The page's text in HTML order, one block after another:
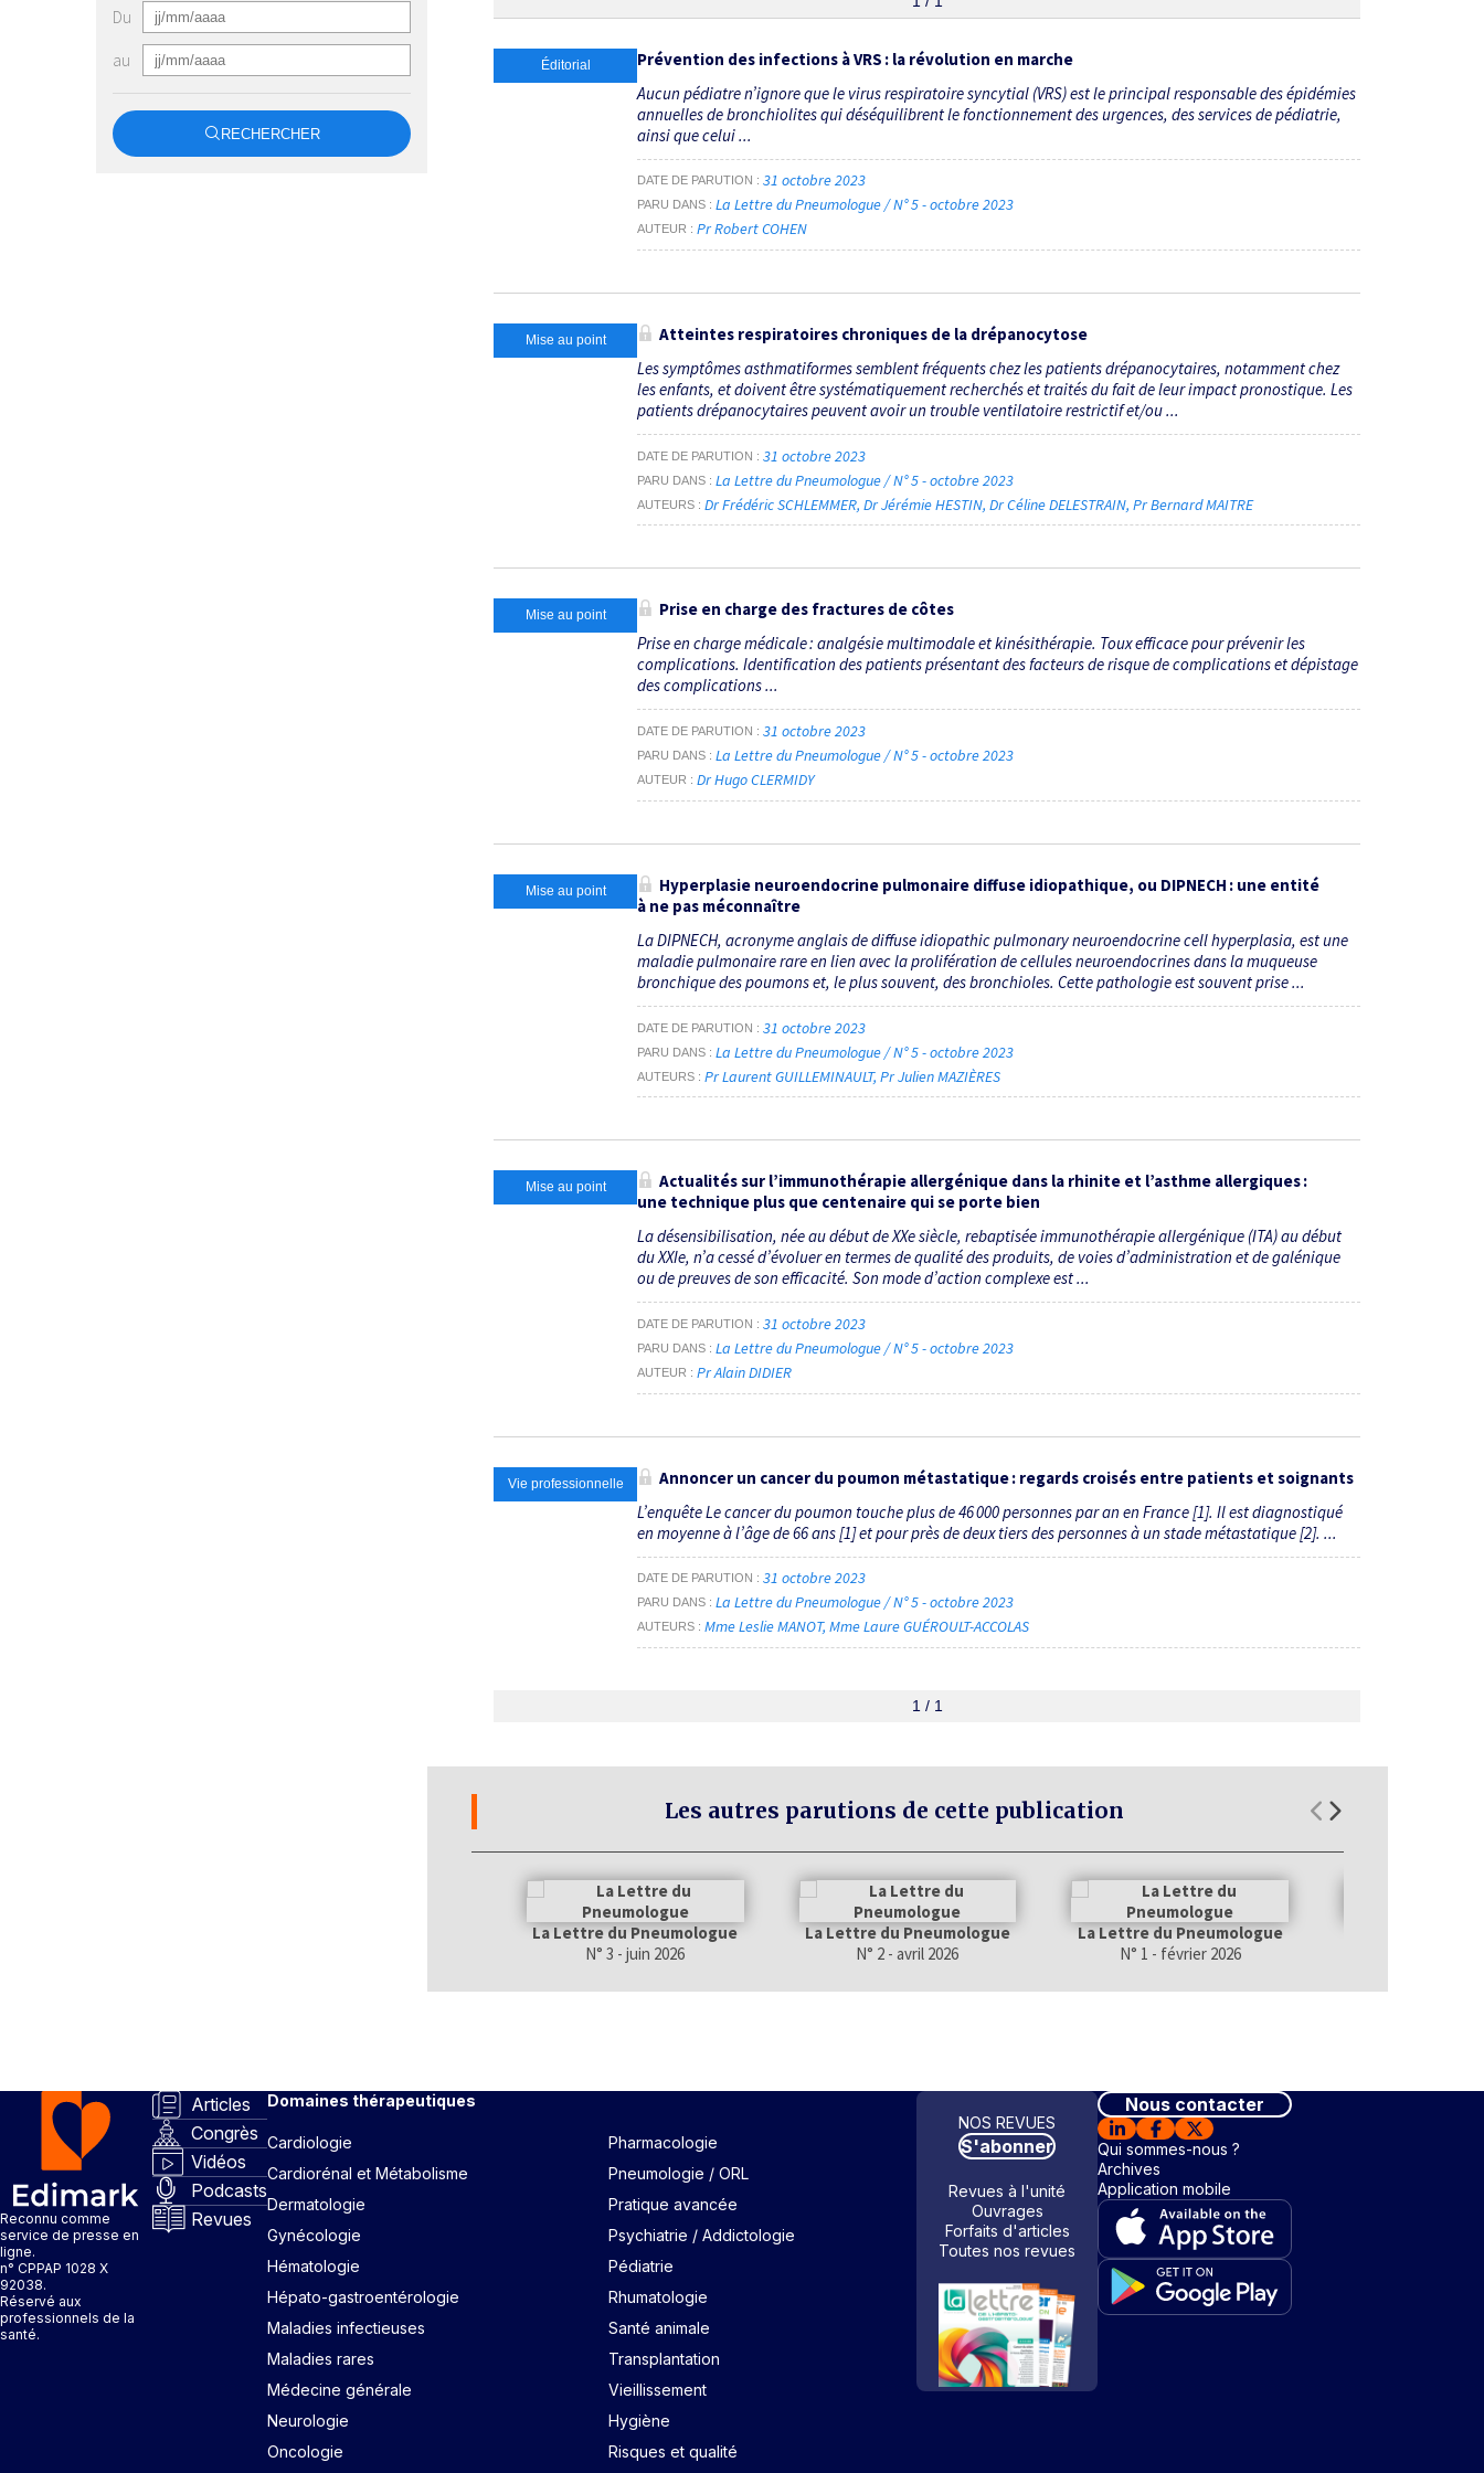
Du
au
RECHERCHER
Éditorial
Prévention des infections à VRS : la révolution en marche
Aucun pédiatre n’ignore que le virus respiratoire syncytial (VRS) est le principal responsable des épidémies
annuelles de bronchiolites qui déséqui­librent le fonctionnement des urgences, des services de pédiatrie,
ainsi que celui ...
DATE DE PARUTION 31 octobre 2023
PARU DANS La Lettre du Pneumologue / N° 5 - octobre 2023
AUTEUR Pr Robert COHEN
Mise au point
Atteintes respiratoires chroniques de la drépanocytose
Les symptômes asthmatiformes semblent fréquents chez les patients drépanocytaires, notamment chez
les enfants, et doivent être systématiquement recherchés et traités du fait de leur impact pronostique. Les
patients drépanocytaires peuvent avoir un trouble ventilatoire restrictif et/ou ...
DATE DE PARUTION 31 octobre 2023
PARU DANS La Lettre du Pneumologue / N° 5 - octobre 2023
AUTEURS Dr Frédéric SCHLEMMER Dr Jérémie HESTIN Dr Céline DELESTRAIN Pr Bernard MAITRE
Mise au point
Prise en charge des fractures de côtes
Prise en charge médicale : analgésie multimodale et kinésithérapie. Toux efficace pour prévenir les
complications. Identification des patients présentant des facteurs de risque de complications et dépistage
des complications ...
DATE DE PARUTION 31 octobre 2023
PARU DANS La Lettre du Pneumologue / N° 5 - octobre 2023
AUTEUR Dr Hugo CLERMIDY
Mise au point
Hyperplasie neuroendocrine pulmonaire diffuse idiopathique, ou DIPNECH : une entité
à ne pas méconnaître
La DIPNECH, acronyme anglais de diffuse idiopathic pulmonary neuroendocrine cell hyperplasia, est une
maladie pulmonaire rare en lien avec la prolifération de cellules neuroendocrines dans la muqueuse
bronchique des poumons et, le plus souvent, des bronchioles. Cette pathologie est souvent prise ...
DATE DE PARUTION 31 octobre 2023
PARU DANS La Lettre du Pneumologue / N° 5 - octobre 2023
AUTEURS Pr Laurent GUILLEMINAULT Pr Julien MAZIÈRES
Mise au point
Actualités sur l’immunothérapie allergénique dans la rhinite et l’asthme allergiques :
une technique plus que centenaire qui se porte bien
La désensibilisation, née au début de XXe siècle, rebaptisée immunothérapie allergénique (ITA) au début
du XXIe, n’a cessé d’évoluer en termes de qualité des produits, de voies d’administration et de galénique
ou de preuves de son efficacité. Son mode d’action complexe est ...
DATE DE PARUTION 31 octobre 2023
PARU DANS La Lettre du Pneumologue / N° 5 - octobre 2023
AUTEUR Pr Alain DIDIER
Vie professionnelle
Annoncer un cancer du poumon métastatique : regards croisés entre patients et soignants
L’enquête Le cancer du poumon touche plus de 46 000 person­­nes par an en France [1]. Il est diagnostiqué
en moyenne à l’âge de 66 ans [1] et pour près de deux tiers des personnes à un stade métastatique [2]. ...
DATE DE PARUTION 31 octobre 2023
PARU DANS La Lettre du Pneumologue / N° 5 - octobre 2023
AUTEURS Mme Leslie MANOT Mme Laure GUÉROULT-ACCOLAS
1 / 1
Les autres parutions de cette publication
La Lettre du Pneumologue
N° 3 - juin 2026
La Lettre du Pneumologue
N° 2 - avril 2026
La Lettre du Pneumologue
N° 1 - février 2026
Reconnu comme
service de presse en
ligne.
n° CPPAP 1028 X
92038.
Réservé aux
professionnels de la
santé.
Articles
Congrès
Vidéos
Podcasts
Revues
Domaines thérapeutiques
Cardiologie
Cardiorénal et Métabolisme
Dermatologie
Gynécologie
Hématologie
Hépato-gastroentérologie
Maladies infectieuses
Maladies rares
Médecine générale
Neurologie
Oncologie
Pharmacologie
Pneumologie / ORL
Pratique avancée
Psychiatrie / Addictologie
Pédiatrie
Rhumatologie
Santé animale
Transplantation
Vieillissement
Hygiène
Risques et qualité
NOS REVUES
S'abonner
Revues à l'unité
Ouvrages
Forfaits d'articles
Toutes nos revues
Nous contacter
Qui sommes-nous ?
Archives
Application mobile